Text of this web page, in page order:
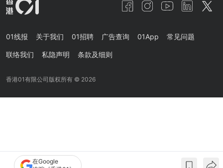
在Google
01线报 关于我们 01招聘 广告查询 01App 常见问题
联络我们 私隐声明 条款及细则
香港01有限公司版权所有 © 2026